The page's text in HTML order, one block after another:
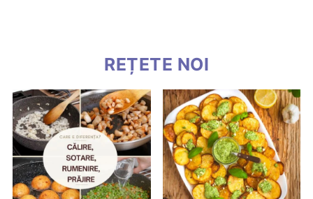
REȚETE NOI